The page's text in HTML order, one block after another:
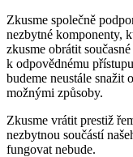
Zkusme společně
nezbytné komponenty,
zkusme obrátit
k odpovědnému
budeme neustále snažit
možnými způsoby.
Zkusme vrátit prestiž
nezbytnou součástí
fungovat nebude.